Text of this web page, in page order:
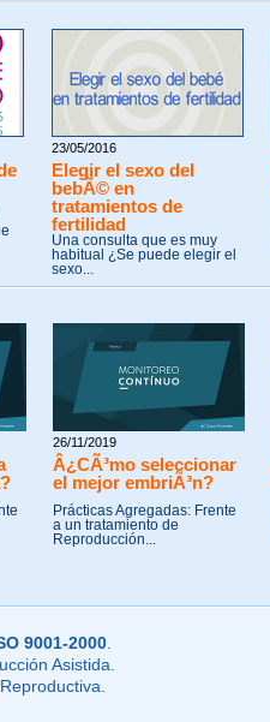
23/05/2016
Elegir el sexo del
bebÃ© en
tratamientos de
fertilidad
Una consulta que es muy
habitual ¿Se puede elegir el
sexo...
26/11/2019
Â¿CÃ³mo seleccionar
el mejor embriÃ³n?
Prácticas Agregadas: Frente
a un tratamiento de
Reproducción...
9001-2000
Asistida.